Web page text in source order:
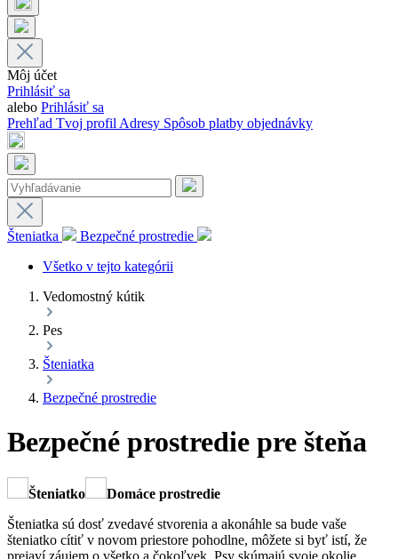
Môj účet
Prihlásiť sa
alebo Prihlásiť sa
Prehľad Tvoj profilAdresy Spôsob platby objednávky
Šteniatka
Bezpečné prostredie
Všetko v tejto kategórii
Vedomostný kútik
Pes
Šteniatka
Bezpečné prostredie
Bezpečné prostredie pre šteňa
Šteniatko
Domáce prostredie
Šteniatka sú dosť zvedavé stvorenia a akonáhle sa bude vaše
šteniatko cítiť v novom priestore pohodlne, môžete si byť istí, že